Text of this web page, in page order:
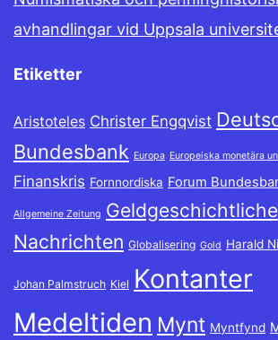
avhandlingar vid Uppsala
Etiketter
Aristoteles Christer Engqvist
Bundesbank Europa Europeiska monetära
Finanskris Fornnordiska Forum
Allgemeine Zeitung Geldgeschichtliche
Nachrichten Globalisering Gold Harald
Johan Palmstruch Kiel Kontanter
Medeltiden Mynt Myntfynd